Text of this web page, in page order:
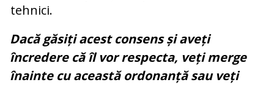
tehnici.
Dacă găsiți acest consens și aveți
încredere că îl vor respecta, veți merge
înainte cu această ordonanță sau veți